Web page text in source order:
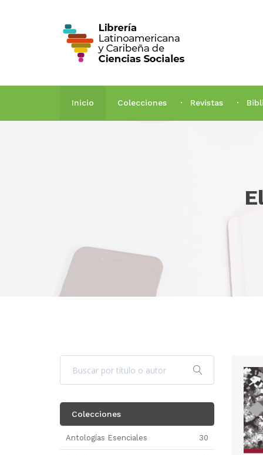
Inicio Colecciones Revistas
Colecciones
Antologías Esenciales 30